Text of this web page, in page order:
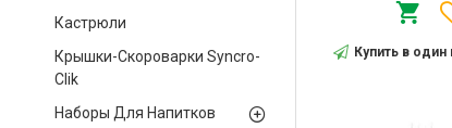
Кастрюли
Крышки-Скороварки Syncro-
Clik
Наборы Для Напитков
Купить в один